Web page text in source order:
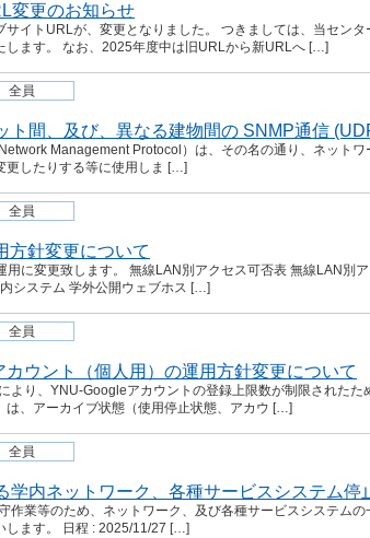
変更のお知らせ
サイトURLが、変更となりました。 つきましては、当セン
します。 なお、2025年度中は旧URLから新URLへ […]
全員
ト間、及び、異なる建物間の SNMP通信
Management Protocol）は、その名の通り、ネット
更したりする等に使用しま […]
全員
方針変更について
用に変更致します。 無線LAN別アクセス可否表 無線LAN別
システム 学外公開ウェブホス […]
全員
ウント（個人用）の運用方針変更について
より、YNU-Googleアカウントの登録上限数が制限された
は、アーカイブ状態（使用停止状態、アカウ […]
全員
学内ネットワーク、各種サービスシステム停
作業等のため、ネットワーク、及び各種サービスシステム
します。 日程 : 2025/11/27 […]